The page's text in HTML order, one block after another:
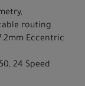
routing
Eccentric
24 Speed